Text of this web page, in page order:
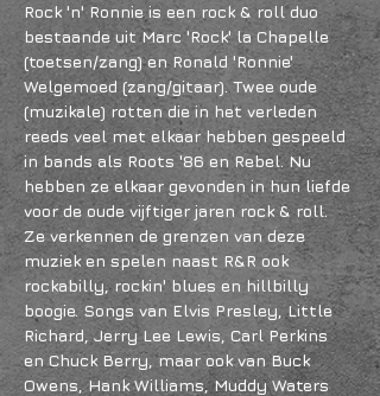
Rock 'n' Ronnie is een rock & roll duo
bestaande uit Marc 'Rock' la Chapelle
(toetsen/zang) en Ronald 'Ronnie'
Welgemoed (zang/gitaar). Twee oude
(muzikale) rotten die in het verleden
reeds veel met elkaar hebben gespeeld
in bands als Roots '86 en Rebel. Nu
hebben ze elkaar gevonden in hun liefde
voor de oude vijftiger jaren rock & roll.
Ze verkennen de grenzen van deze
muziek en spelen naast R&R ook
rockabilly, rockin' blues en hillbilly
boogie. Songs van Elvis Presley, Little
Richard, Jerry Lee Lewis, Carl Perkins
en Chuck Berry, maar ook van Buck
Owens, Hank Williams, Muddy Waters